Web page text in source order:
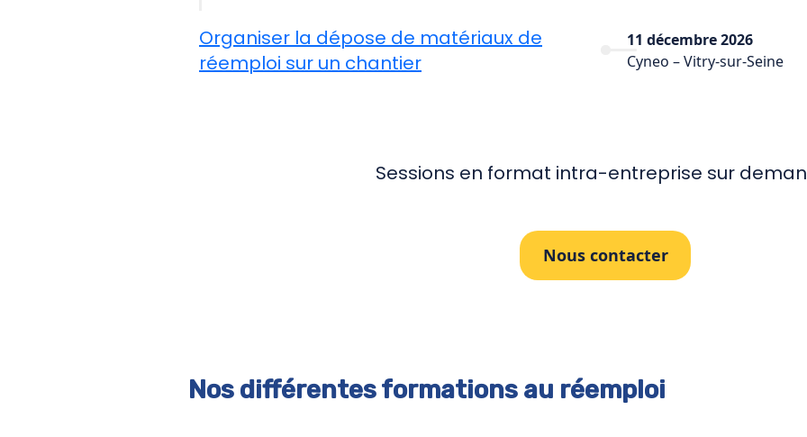
11 décembre 2026
Cyneo – Vitry-sur-Seine
Organiser la dépose de matériaux de
réemploi sur un chantier
Sessions en format intra-entreprise sur
Nous contacter
Nos différentes formations au réemploi